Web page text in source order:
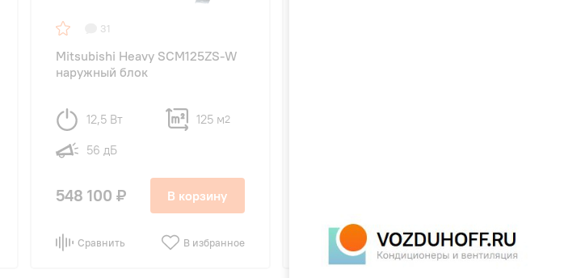
31
Mitsubishi Heavy SCM125ZS-W
наружный блок
12,5 Вт 125 м2
56 дБ
548 100 ₽ В корзину
Сравнить В избранное Сравнить В избранное